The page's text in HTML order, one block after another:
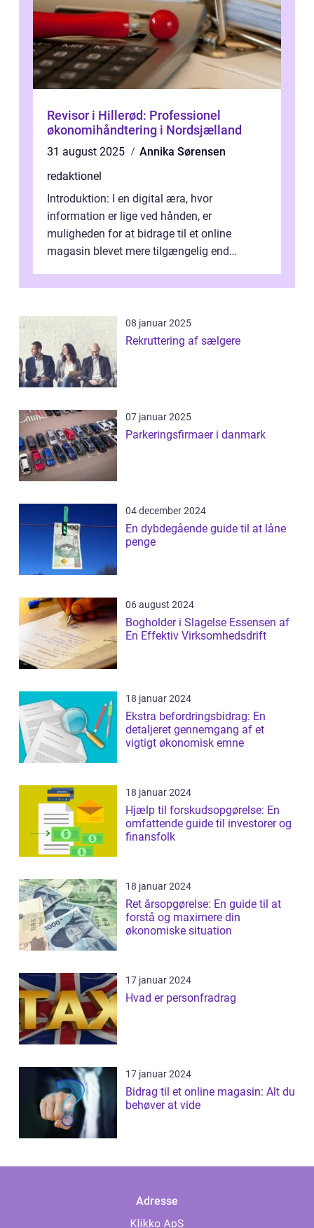
Revisor i Hillerød: Professionel
økonomihåndtering i Nordsjælland
31 august 2025
Annika Sørensen
redaktionel
Introduktion: I en digital æra, hvor
information er lige ved hånden, er
muligheden for at bidrage til et online
magasin blevet mere tilgængelig end
magas...
08 januar 2025
Rekruttering af sælgere
07 januar 2025
Parkeringsfirmaer i danmark
04 december 2024
En dybdegående guide til at låne
penge
06 august 2024
Bogholder i Slagelse Essensen af
En Effektiv Virksomhedsdrift
18 januar 2024
Ekstra befordringsbidrag: En
detaljeret gennemgang af et
vigtigt økonomisk emne
18 januar 2024
Hjælp til forskudsopgørelse: En
omfattende guide til investorer og
finansfolk
18 januar 2024
Ret årsopgørelse: En guide til at
forstå og maximere din
økonomiske situation
17 januar 2024
Hvad er personfradrag
17 januar 2024
Bidrag til et online magasin: Alt du
behøver at vide
Adresse